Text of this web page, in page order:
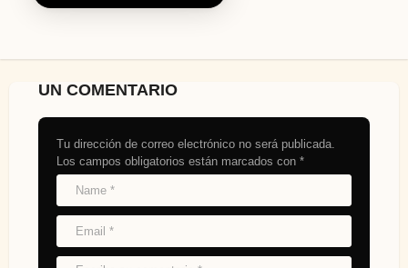
UN COMENTARIO
Tu dirección de correo electrónico no será publicada.
Los campos obligatorios están marcados con *